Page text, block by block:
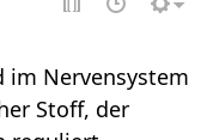
im Nervensystem
Stoff, der